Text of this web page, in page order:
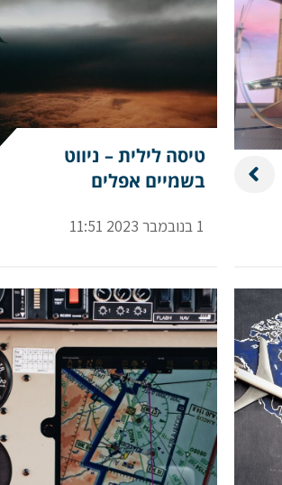
טיסה לילית – ניווט
בשמיים אפלים
1 בנובמבר 2023 11:51